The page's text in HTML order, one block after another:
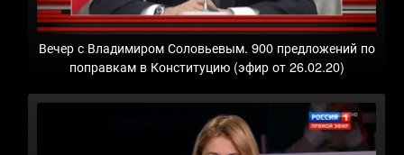
Вечер с Владимиром Соловьевым. 900 предложений по
поправкам в Конституцию (эфир от 26.02.20)